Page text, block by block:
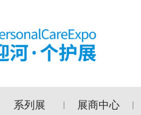
系列展 展商中心